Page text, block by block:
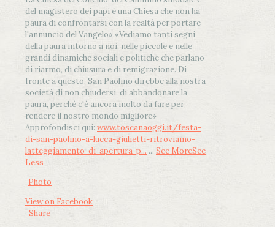
del magistero dei papi è una Chiesa che non ha
paura di confrontarsi con la realtà per portare
l'annuncio del Vangelo».«Vediamo tanti segni
della paura intorno a noi, nelle piccole e nelle
grandi dinamiche sociali e politiche che parlano
di riarmo, di chiusura e di remigrazione. Di
fronte a questo, San Paolino direbbe alla nostra
società di non chiudersi, di abbandonare la
paura, perché c'è ancora molto da fare per
rendere il nostro mondo migliore»
Approfondisci qui: www.toscanaoggi.it/festa-
di-san-paolino-a-lucca-giulietti-ritroviamo-
latteggiamento-di-apertura-p... ... See MoreSee
Less
Photo
View on Facebook
· Share